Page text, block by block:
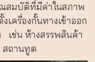
สมบัติที่มีค่าในสภาพ
เครื่องกั้นทางเข้าออก
ช่น ห้างสรรพสินค้า
สถานทูต